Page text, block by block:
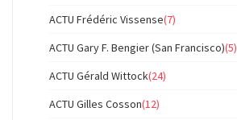
ACTU Frédéric Vissense(7)
ACTU Gary F. Bengier (San Francisco)(5)
ACTU Gérald Wittock(24)
ACTU Gilles Cosson(12)